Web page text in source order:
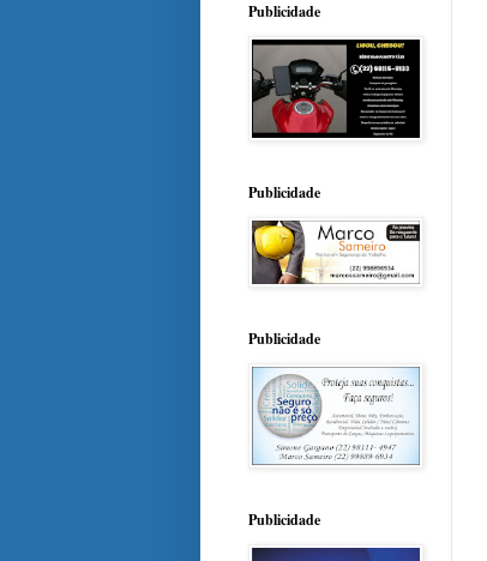
Publicidade
Publicidade
Publicidade
Publicidade